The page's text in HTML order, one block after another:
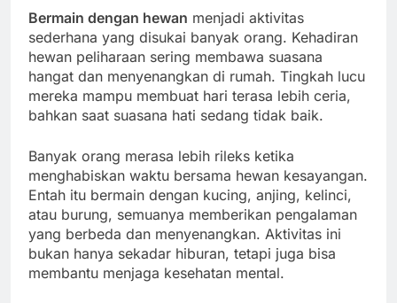
Bermain dengan hewan menjadi aktivitas
sederhana yang disukai banyak orang. Kehadiran
hewan peliharaan sering membawa suasana
hangat dan menyenangkan di rumah. Tingkah lucu
mereka mampu membuat hari terasa lebih ceria,
bahkan saat suasana hati sedang tidak baik.
Banyak orang merasa lebih rileks ketika
menghabiskan waktu bersama hewan kesayangan.
Entah itu bermain dengan kucing, anjing, kelinci,
atau burung, semuanya memberikan pengalaman
yang berbeda dan menyenangkan. Aktivitas ini
bukan hanya sekadar hiburan, tetapi juga bisa
membantu menjaga kesehatan mental.